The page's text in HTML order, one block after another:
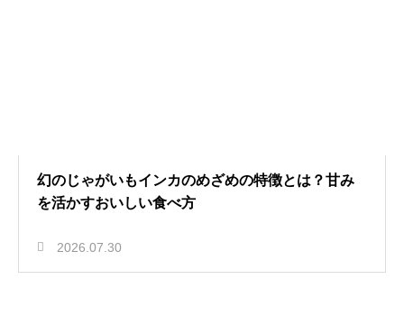
幻のじゃがいもインカのめざめの特徴とは？甘み
を活かすおいしい食べ方
2026.07.30